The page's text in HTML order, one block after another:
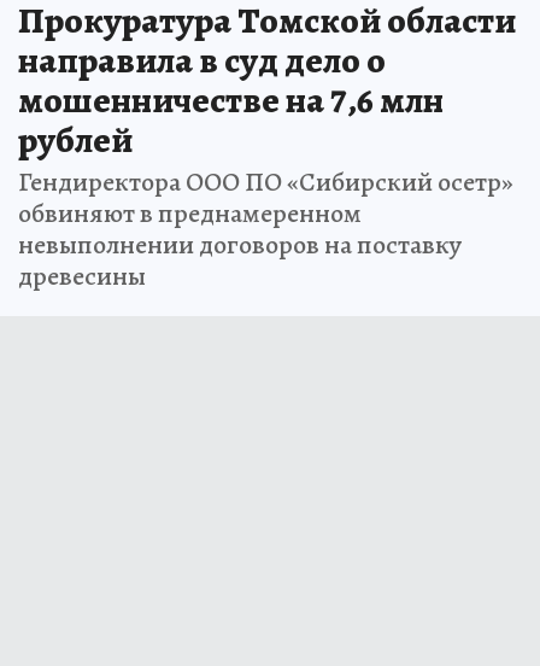
Прокуратура Томской области
направила в суд дело о
мошенничестве на 7,6 млн
рублей
Гендиректора ООО ПО «Сибирский осетр»
обвиняют в преднамеренном
невыполнении договоров на поставку
древесины